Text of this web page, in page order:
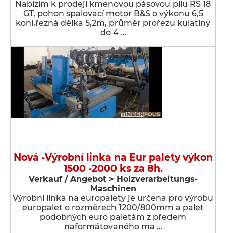
Nabízím k prodeji kmenovou pásovou pilu RS 18
GT, pohon spalovací motor B&S o výkonu 6,5
koní,řezná délka 5,2m, průměr prořezu kulatiny
do 4 …
Nová -Výrobní linka na Eur palety výkon
1500 -2000 ks za 8h.
Verkauf / Angebot > Holzverarbeitungs-
Maschinen
Výrobní linka na europalety je určena pro výrobu
europalet o rozměrech 1200/800mm a palet
podobných euro paletám z předem
naformátovaného ma …